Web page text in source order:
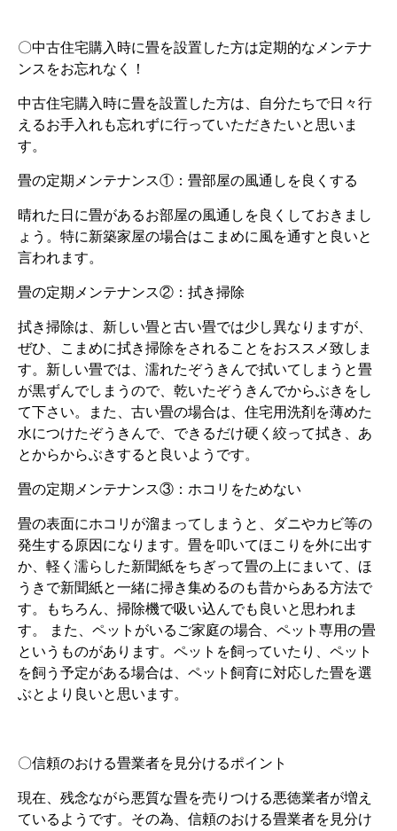
〇中古住宅購入時に畳を設置した方は定期的なメンテナ
ンスをお忘れなく！
中古住宅購入時に畳を設置した方は、自分たちで日々行
えるお手入れも忘れずに行っていただきたいと思いま
す。
畳の定期メンテナンス①：畳部屋の風通しを良くする
晴れた日に畳があるお部屋の風通しを良くしておきまし
ょう。特に新築家屋の場合はこまめに風を通すと良いと
言われます。
畳の定期メンテナンス②：拭き掃除
拭き掃除は、新しい畳と古い畳では少し異なりますが、
ぜひ、こまめに拭き掃除をされることをおススメ致しま
す。新しい畳では、濡れたぞうきんで拭いてしまうと畳
が黒ずんでしまうので、乾いたぞうきんでからぶきをし
て下さい。また、古い畳の場合は、住宅用洗剤を薄めた
水につけたぞうきんで、できるだけ硬く絞って拭き、あ
とからからぶきすると良いようです。
畳の定期メンテナンス③：ホコリをためない
畳の表面にホコリが溜まってしまうと、ダニやカビ等の
発生する原因になります。畳を叩いてほこりを外に出す
か、軽く濡らした新聞紙をちぎって畳の上にまいて、ほ
うきで新聞紙と一緒に掃き集めるのも昔からある方法で
す。もちろん、掃除機で吸い込んでも良いと思われま
す。 また、ペットがいるご家庭の場合、ペット専用の畳
というものがあります。ペットを飼っていたり、ペット
を飼う予定がある場合は、ペット飼育に対応した畳を選
ぶとより良いと思います。
〇信頼のおける畳業者を見分けるポイント
現在、残念ながら悪質な畳を売りつける悪徳業者が増え
ているようです。その為、信頼のおける畳業者を見分け